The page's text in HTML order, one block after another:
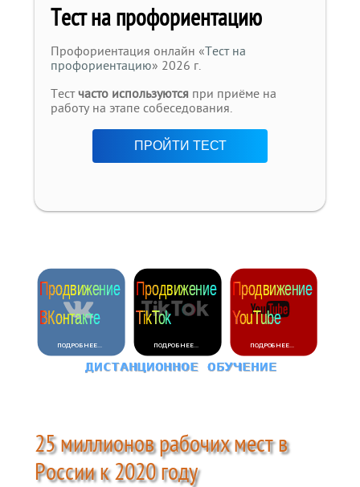
Тест на профориентацию
Профориентация онлайн «Тест на
профориентацию» 2026 г.
Тестчасто используются при приёме на
работу на этапе собеседования.
ПРОЙТИ ТЕСТ
25 миллионов рабочих мест в
России к 2020 году